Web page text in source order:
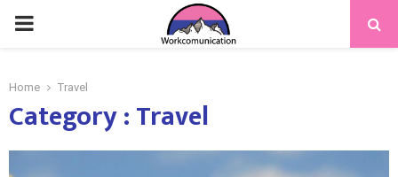
PRIMARY
Home Travel
Category : Travel